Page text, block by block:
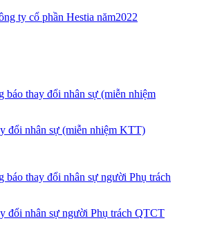
ty cổ phần Hestia năm2022
đổi nhân sự (miễn nhiệm KTT)
đổi nhân sự người Phụ trách QTCT